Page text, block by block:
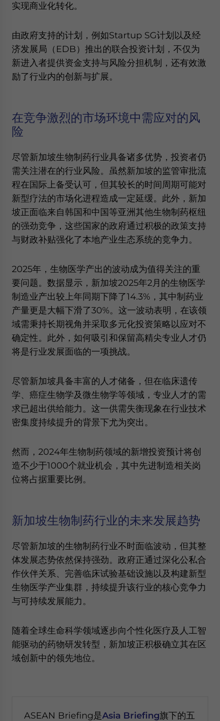
实现商业化转化。
由政府支持的计划，例如Startup SG计划以及经
济发展局（EDB）推出的联合投资计划，不仅为
新进入者提供资金支持与风险分担机制，还有效激
励了行业内的创新与扩展。
在竞争激烈的市场环境中需应对的风
险
尽管新加坡生物制药行业具备诸多优势，投资者仍
需关注潜在的行业风险。虽然新加坡的监管审批流
程在国际上备受认可，但其较长的时间周期可能对
新型疗法的市场化进程造成一定延缓。此外，新加
坡正面临来自韩国和中国等亚洲其他生物制药枢纽
的强劲竞争，这些国家的政府通过积极的政策支持
与财政补贴强化了本地产业生态系统的竞争力。
2025年，生物医学产出的波动成为值得关注的重
要问题。数据显示，新加坡2025年2月的生物医学
制造业产出较上年同期下降了14.3%，其中制药业
产量更是大幅下滑了30%。这一波动表明，在该领
域需秉持长期视角并采取多元化投资策略以应对不
确定性。此外，如何吸引和保留高精尖专业人才仍
将是行业发展面临的一项挑战。
尽管新加坡具备丰富的人才储备，但在临床遗传
学、癌症生物学及微生物学等领域，专业人才的需
求已超出供给能力。这一供需失衡现象在行业技术
密集度持续提升的背景下尤为突出。
然而，2024年生物制药领域的新增投资预计将创
造不少于1000个就业机会，其中先进制造相关岗
位将占据重要比例。
新加坡生物制药行业的未来发展趋势
尽管新加坡的生物制药行业不时面临波动，但其整
体发展态势依然保持强劲。政府正通过深化公私合
作伙伴关系、完善临床试验基础设施以及构建新型
生物医学产业集群，持续提升该行业的核心竞争力
与可持续发展能力。
随着全球生命科学领域逐步向个性化医疗及人工智
能驱动的药物研发转型，新加坡正积极确立其在区
域创新中的领先地位。
ASEAN Briefing是Asia Briefing旗下的五